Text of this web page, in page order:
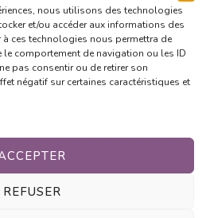
nous utilisons des technologies
et/ou accéder aux informations des
ces technologies nous permettra de
comportement de navigation ou les ID
pas consentir ou de retirer son
négatif sur certaines caractéristiques et
REFUSER